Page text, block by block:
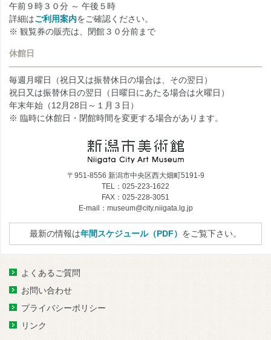
午前９時３０分 ～ 午後５時
詳細はご利用案内をご確認ください。
※ 観覧券の販売は、閉館３０分前まで
休館日
毎週月曜日（祝日又は振替休日の場合は、その翌日）
祝日又は振替休日の翌日（日曜日にあたる場合は火曜日）
年末年始（12月28日～１月３日）
※ 臨時に休館日・閉館時間を変更する場合があります。
〒951-8556 新潟市中央区西大畑町5191-9
TEL：025-223-1622
FAX：025-228-3051
E-mail：museum@city.niigata.lg.jp
最新の情報は年間スケジュール（PDF） をご覧下さい。
よくあるご質問
お問い合わせ
プライバシーポリシー
リンク